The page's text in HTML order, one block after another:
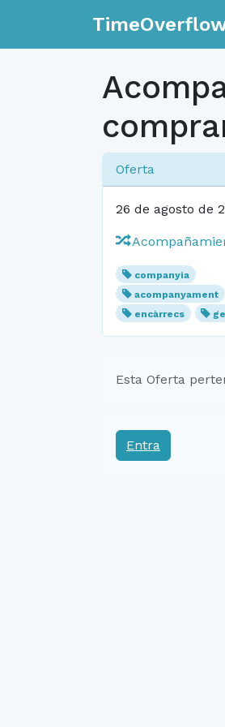
Oferta
26 de agosto de
companyia
acompanyament
encàrrecs
Esta Oferta
Entra